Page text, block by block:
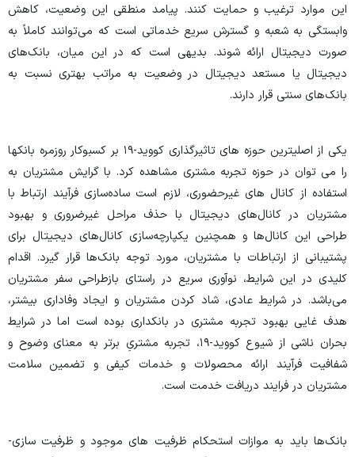
این موارد ترغیب و حمایت کنند. پیامد منطقی این وضعیت، کاهش
وابستگی به شعبه و گسترش سریع خدماتی است که می‌توانند کاملاً به‌
صورت دیجیتال ارائه شوند. بدیهی است که در این میان، بانک‌های
دیجیتال یا مستعد دیجیتال در وضعیت به مراتب بهتری نسبت به
بانک‌های سنتی قرار دارند.
یکی از اصلی­ترین حوزه­ های تاثیر­گذاری کووید-۱۹ بر کسب­وکار روزمره بانک­ها
را می­ توان در حوزه تجربه مشتری مشاهده کرد. با گرایش مشتریان به
استفاده از کانال­ های غیرحضوری، لازم است ساده‌سازی فرآیند ارتباط با
مشتریان در کانال‌های دیجیتال با حذف مراحل غیرضروری و بهبود
طراحی این کانال‌ها و همچنین یکپارچه‌سازی کانال‌های دیجیتال برای
پشتیبانی از ارتباطات با مشتریان، مورد توجه بانک‌ها قرار گیرد. اقدام
کلیدی در این شرایط، نوآوری سریع در راستای بازطراحی سفر مشتریان
می‌باشد. در شرایط عادی، شاد کردن مشتریان و ایجاد وفاداری بیشتر،
هدف غایی بهبود تجربه مشتری در بانکداری بوده است اما در شرایط
بحران ناشی از شیوع کووید-۱۹، تجربه مشتریِ برتر به‌ معنای وضوح و
شفافیت فرآیند ارائه محصولات و خدمات کیفی و تضمین سلامت
مشتریان در فرایند دریافت خدمت است.
بانک‌ها باید به موازات استحکام ظرفیت­ های موجود و ظرفیت­ سازی­